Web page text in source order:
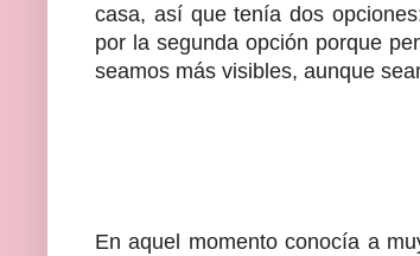
casa, así que tenía dos
por la segunda opción porque
seamos más visibles, aunque
En aquel momento conocía a